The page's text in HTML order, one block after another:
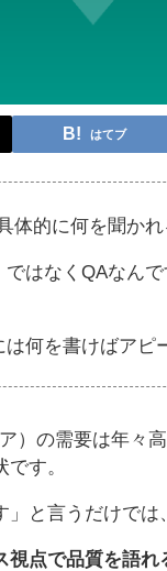
はてブ
体的に何を聞かれ
ではなくQAなん
何を書けばアピ
）の需要は年々
す。
と言うだけでは
視点で品質を語れ